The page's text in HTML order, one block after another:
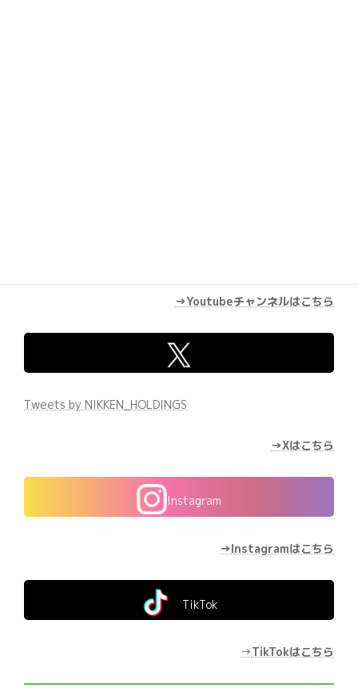
→Youtubeチャンネルはこちら
Tweets by NIKKEN_HOLDINGS
→Xはこちら
Instagram
→Instagramはこちら
TikTok
→TikTokはこちら